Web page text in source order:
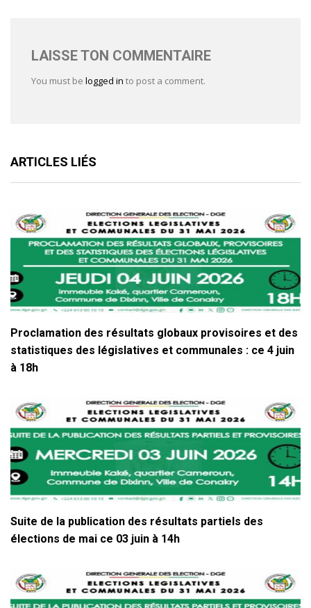
LAISSE TON COMMENTAIRE
You must be logged in to post a comment.
ARTICLES LIÉS
Proclamation des résultats globaux provisoires et des
statistiques des législatives et communales : ce 4 juin
à 18h
Suite de la publication des résultats partiels des
élections de mai ce 03 juin à 14h